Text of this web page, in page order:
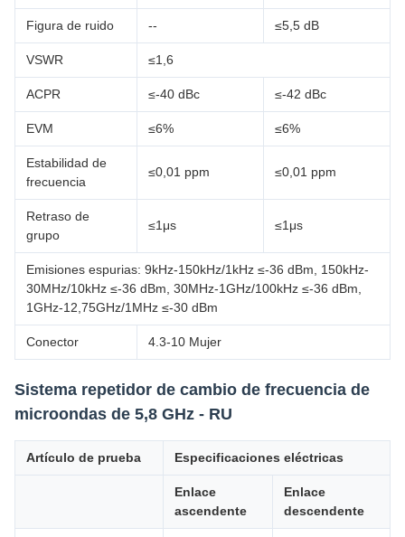
Figura de ruido -- ≤5,5 dB
VSWR ≤1,6
ACPR ≤-40 dBc ≤-42 dBc
EVM ≤6% ≤6%
Estabilidad de
frecuencia
≤0,01 ppm ≤0,01 ppm
Retraso de
grupo
≤1μs ≤1μs
Emisiones espurias: 9kHz-150kHz/1kHz ≤-36 dBm, 150kHz-
30MHz/10kHz ≤-36 dBm, 30MHz-1GHz/100kHz ≤-36 dBm,
1GHz-12,75GHz/1MHz ≤-30 dBm
Conector 4.3-10 Mujer
Sistema repetidor de cambio de frecuencia de
microondas de 5,8 GHz - RU
Artículo de prueba Especificaciones eléctricas
Enlace
ascendente
Enlace
descendente